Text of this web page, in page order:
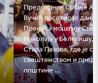
Председник Србије
Вучић посетио је
Преноса моштију
Николаја у Белегишу,
Стара Пазова, где је са
свештенством и
општине ...